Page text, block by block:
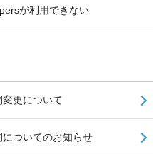
が利用できない
更について
ついてのお知らせ